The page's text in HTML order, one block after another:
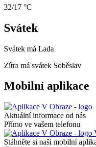
32/17 °C
Svátek
Svátek má Lada
Zítra má svátek Soběslav
Mobilní aplikace
Aktuální informace od nás
Přímo ve vašem telefonu
Stáhněte si naši mobilní